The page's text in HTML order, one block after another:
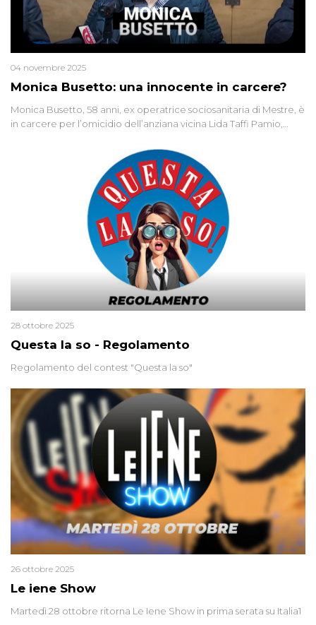
Monica Busetto: una innocente in carcere?
04 novembre 2025
Monica Busetto, 58 anni, ex operatrice sociosanitaria di Mestre, è
in carcere per l’omicidio dell’anziana vicina Lida Taffi Pamio,
minuscola su una collanina, Monica si proclama innocente. Nel
2015 un’altra donna confessa lo stesso delitto, poi ritratta. Due
colpevoli per un solo omicidio: errore giudiziario o giustizia
Questa la so - Regolamento
28 ottobre 2025
Regolamento del contest "Questa la so"
Le iene Show
26 ottobre 2025
Martedì 28 ottobre ritorna Le Iene Show in prima serata su Italia1